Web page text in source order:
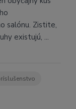
salónu. Zistite,
existujú, ...